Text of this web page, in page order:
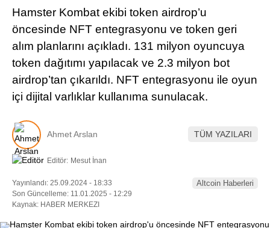
LinkedIn
Telegram
Hamster Kombat ekibi token airdrop’u
öncesinde NFT entegrasyonu ve token geri
alım planlarını açıkladı. 131 milyon oyuncuya
token dağıtımı yapılacak ve 2.3 milyon bot
airdrop’tan çıkarıldı. NFT entegrasyonu ile oyun
içi dijital varlıklar kullanıma sunulacak.
Ahmet Arslan TÜM YAZILARI
Editör: Mesut İnan
Yayınlandı: 25.09.2024 - 18:33
Son Güncelleme: 11.01.2025 - 12:29
Kaynak: HABER MERKEZI
Altcoin Haberleri